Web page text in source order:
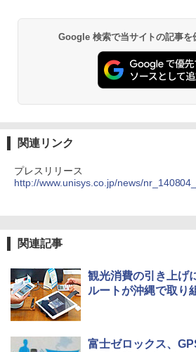
Google 検索で当サイトの記事を
関連リンク
プレスリリース
http://www.unisys.co.jp/news/
関連記事
観光消費の引き上げ
ルートが沖縄で取り
富士ゼロックス、